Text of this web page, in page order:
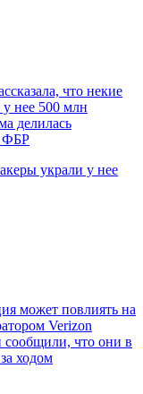
что некие
у нее 500 млн
делилась
ФБР
украли у нее
может повлиять на
Verizon
сообщили, что они в
ходом